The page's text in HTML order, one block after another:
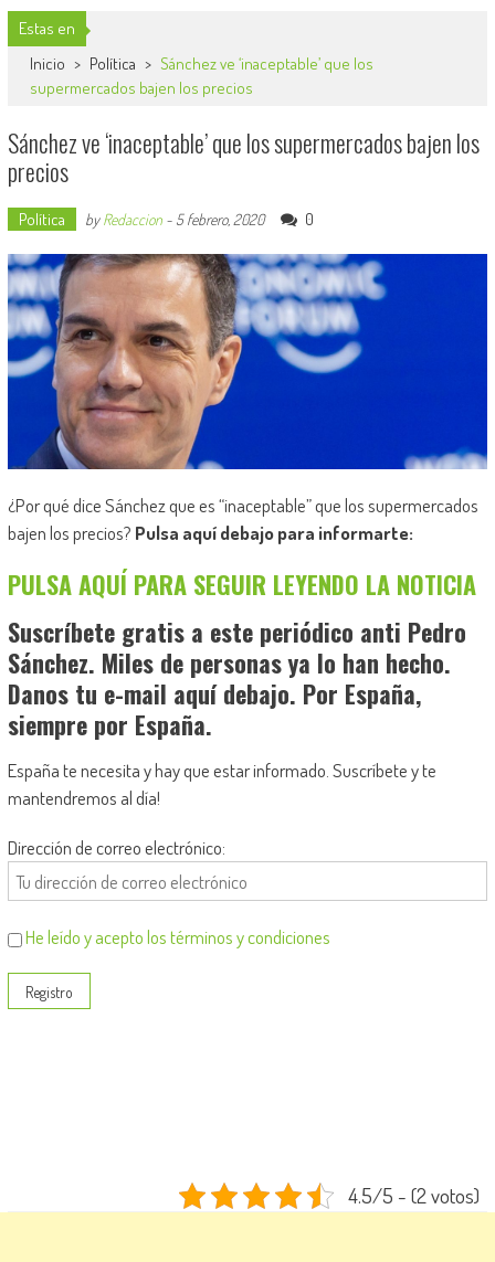
Estas en
Inicio > Política > Sánchez ve ‘inaceptable’ que los
supermercados bajen los precios
Sánchez ve ‘inaceptable’ que los supermercados bajen los
precios
Política byRedaccion- 5 febrero, 2020 0
¿Por qué dice Sánchez que es “inaceptable” que los supermercados
bajen los precios? Pulsa aquí debajo para informarte:
PULSA AQUÍ PARA SEGUIR LEYENDO LA NOTICIA
Suscríbete gratis a este periódico anti Pedro
Sánchez. Miles de personas ya lo han hecho.
Danos tu e-mail aquí debajo. Por España,
siempre por España.
España te necesita y hay que estar informado. Suscríbete y te
mantendremos al día!
Dirección de correo electrónico:
He leído y acepto los términos y condiciones
4.5/5 - (2 votos)